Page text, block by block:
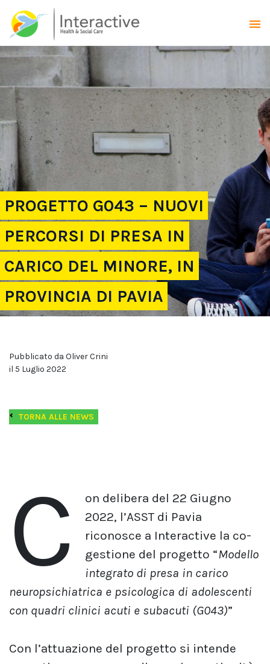
PROGETTO G043 – NUOVI
PERCORSI DI PRESA IN
CARICO DEL MINORE, IN
PROVINCIA DI PAVIA
Pubblicato da Oliver Crini
il 5 Luglio 2022
TORNA ALLE NEWS
C
on delibera del 22 Giugno
2022, l’ASST di Pavia
riconosce a Interactive la co-
gestione del progetto “Modello
integrato di presa in carico
neuropsichiatrica e psicologica di adolescenti
con quadri clinici acuti e subacuti (G043)”
Con l’attuazione del progetto si intende